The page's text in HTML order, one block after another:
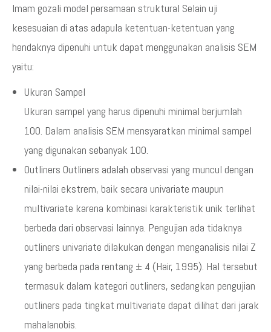
Imam gozali model persamaan struktural Selain uji
kesesuaian di atas adapula ketentuan-ketentuan yang
hendaknya dipenuhi untuk dapat menggunakan analisis SEM
yaitu:
Ukuran Sampel
Ukuran sampel yang harus dipenuhi minimal berjumlah
100. Dalam analisis SEM mensyaratkan minimal sampel
yang digunakan sebanyak 100.
Outliners Outliners adalah observasi yang muncul dengan
nilai-nilai ekstrem, baik secara univariate maupun
multivariate karena kombinasi karakteristik unik terlihat
berbeda dari observasi lainnya. Pengujian ada tidaknya
outliners univariate dilakukan dengan menganalisis nilai Z
yang berbeda pada rentang ± 4 (Hair, 1995). Hal tersebut
termasuk dalam kategori outliners, sedangkan pengujian
outliners pada tingkat multivariate dapat dilihat dari jarak
mahalanobis.